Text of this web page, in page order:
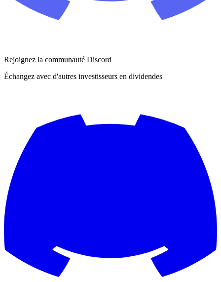
Rejoignez la communauté Discord
Échangez avec d'autres investisseurs en dividendes